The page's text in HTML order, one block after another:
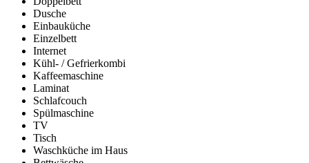
Dusche
Einbauküche
Einzelbett
Internet
Kühl- / Gefrierkombi
Kaffeemaschine
Laminat
Schlafcouch
Spülmaschine
TV
Tisch
Waschküche im Haus